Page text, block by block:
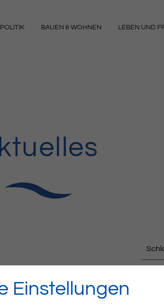
POLITIK BAUEN & WOHNEN LEBEN UND
Einstellungen